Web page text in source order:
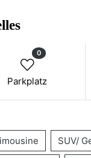
Parkplatz
0
SUV/